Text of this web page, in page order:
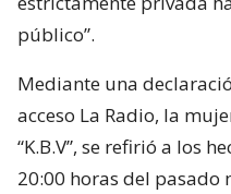
público”.
Mediante una
acceso La Radio, la
“K.B.V”, se refirió a los
20:00 horas del pasado